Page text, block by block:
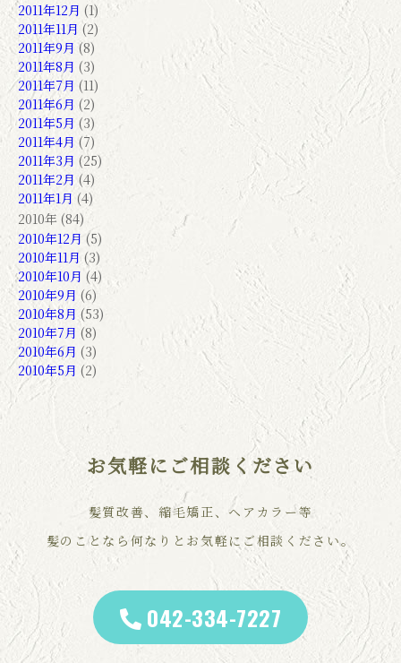
2011年12月 (1)
2011年11月 (2)
2011年9月 (8)
2011年8月 (3)
2011年7月 (11)
2011年6月 (2)
2011年5月 (3)
2011年4月 (7)
2011年3月 (25)
2011年2月 (4)
2011年1月 (4)
2010年 (84)
2010年12月 (5)
2010年11月 (3)
2010年10月 (4)
2010年9月 (6)
2010年8月 (53)
2010年7月 (8)
2010年6月 (3)
2010年5月 (2)
お気軽にご相談ください
髪質改善、縮毛矯正、ヘアカラー等
髪のことなら何なりとお気軽にご相談ください。
042-334-7227